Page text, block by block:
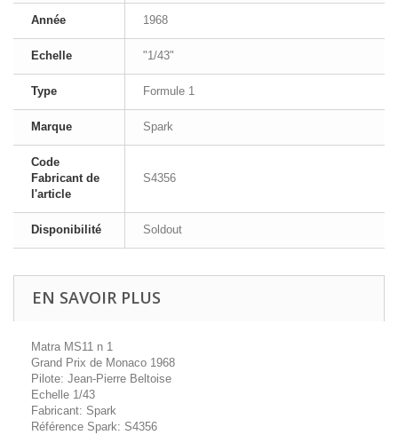
Année 1968
Echelle "1/43"
Type Formule 1
Marque Spark
Code
Fabricant de
l'article
S4356
Disponibilité Soldout
EN SAVOIR PLUS
Matra MS11 n 1
Grand Prix de Monaco 1968
Pilote: Jean-Pierre Beltoise
Echelle 1/43
Fabricant: Spark
Référence Spark: S4356